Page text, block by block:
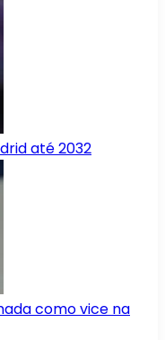
até 2032
como vice na